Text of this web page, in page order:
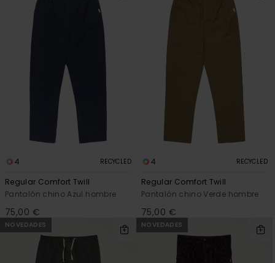
4 RECYCLED
Regular Comfort Twill
Pantalón chino Azul hombre
75,00 €
4 RECYCLED
Regular Comfort Twill
Pantalón chino Verde hombre
75,00 €
NOVEDADES NOVEDADES